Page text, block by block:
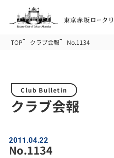
TOP クラブ会報 No.1134
Club Bulletin
クラブ会報
2011.04.22
No.1134